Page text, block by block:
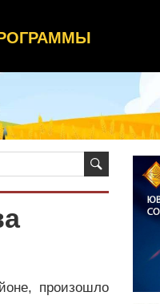
произошло